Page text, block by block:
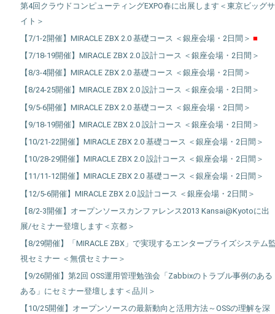
第4回クラウドコンピューティングEXPO春に出展します＜東京ビッグサ
イト＞
【7/1-2開催】MIRACLE ZBX 2.0 基礎コース ＜銀座会場・2日間＞
【7/18-19開催】MIRACLE ZBX 2.0 設計コース ＜銀座会場・2日間＞
【8/3-4開催】MIRACLE ZBX 2.0 基礎コース ＜銀座会場・2日間＞
【8/24-25開催】MIRACLE ZBX 2.0 設計コース ＜銀座会場・2日間＞
【9/5-6開催】MIRACLE ZBX 2.0 基礎コース ＜銀座会場・2日間＞
【9/18-19開催】MIRACLE ZBX 2.0 設計コース ＜銀座会場・2日間＞
【10/21-22開催】MIRACLE ZBX 2.0 基礎コース ＜銀座会場・2日間＞
【10/28-29開催】MIRACLE ZBX 2.0 設計コース ＜銀座会場・2日間＞
【11/11-12開催】MIRACLE ZBX 2.0 基礎コース ＜銀座会場・2日間＞
【12/5-6開催】MIRACLE ZBX 2.0 設計コース ＜銀座会場・2日間＞
【8/2-3開催】オープンソースカンファレンス2013 Kansai@Kyotoに出
展/セミナー登壇します＜京都＞
【8/29開催】「MIRACLE ZBX」で実現するエンタープライズシステム
視セミナー ＜無償セミナー＞
【9/26開催】第2回 OSS運用管理勉強会「Zabbixのトラブル事例のある
ある」にセミナー登壇します＜品川＞
【10/25開催】オープンソースの最新動向と活用方法～OSSの理解を深